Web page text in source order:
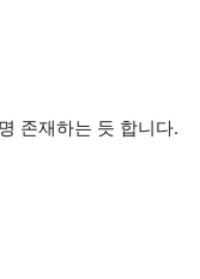
존재하는 듯 합니다.